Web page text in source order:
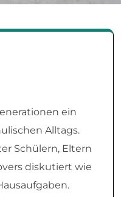
ein
Alltags.
Schülern, Eltern
diskutiert wie